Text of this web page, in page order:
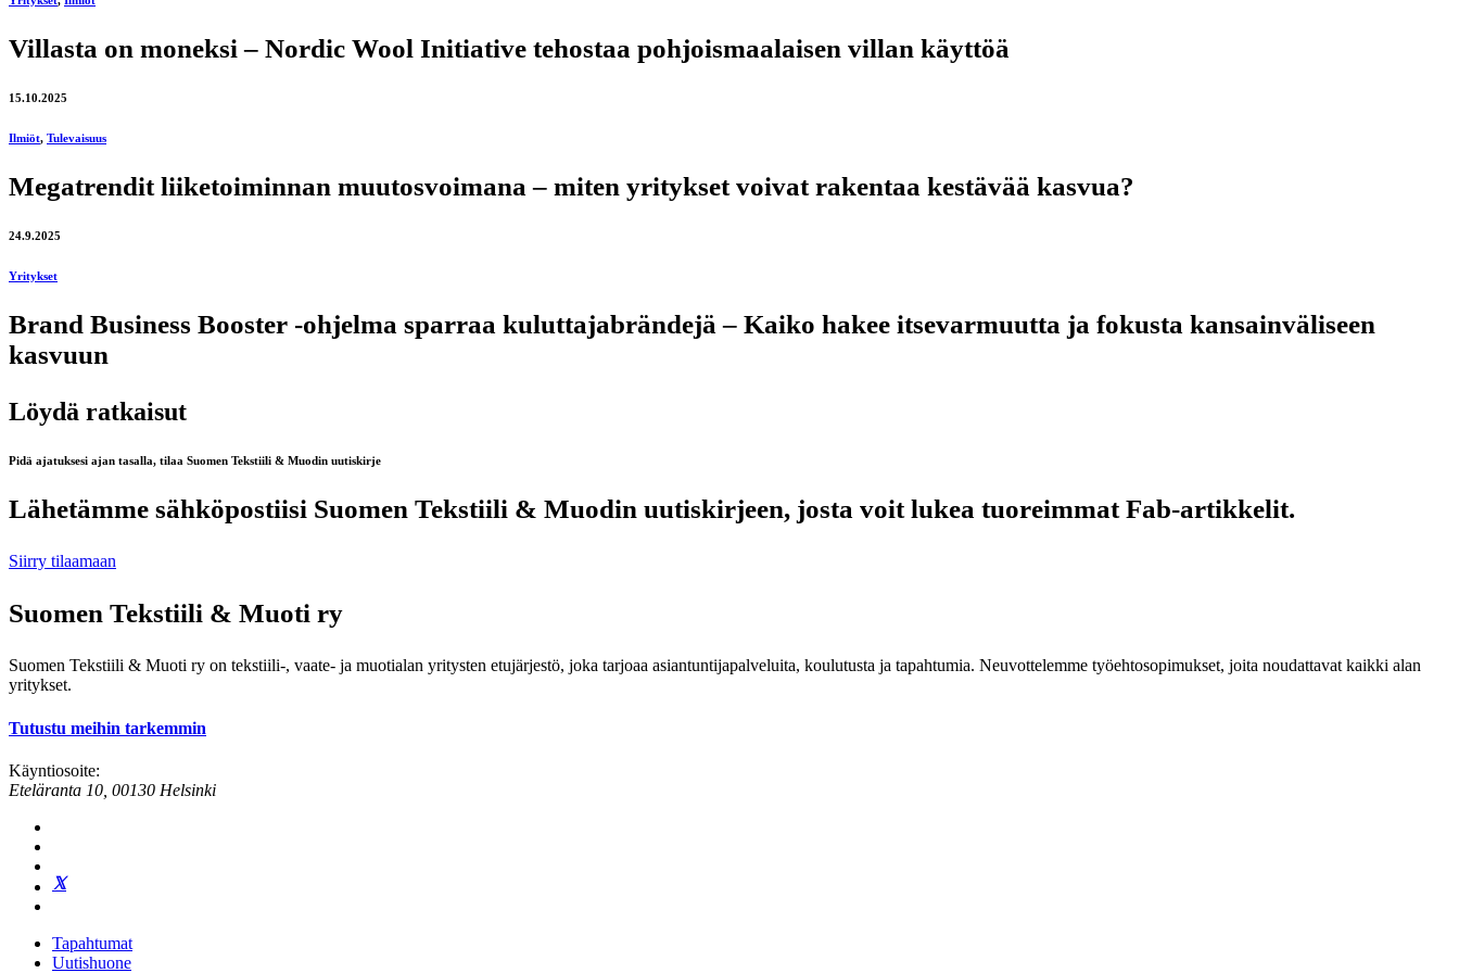
Villasta on moneksi – Nordic Wool Initiative tehostaa pohjoismaalaisen villan käyttöä
15.10.2025
Ilmiöt, Tulevaisuus
Megatrendit liiketoiminnan muutosvoimana – miten yritykset voivat rakentaa kestävää kasvua?
24.9.2025
Yritykset
Brand Business Booster -ohjelma sparraa kuluttajabrändejä – Kaiko hakee itsevarmuutta ja fokusta kansainväliseen
kasvuun
Löydä ratkaisut
Pidä ajatuksesi ajan tasalla, tilaa Suomen Tekstiili & Muodin uutiskirje
Lähetämme sähköpostiisi Suomen Tekstiili & Muodin uutiskirjeen, josta voit lukea tuoreimmat Fab-artikkelit.
Siirry tilaamaan
Suomen Tekstiili & Muoti ry
Suomen Tekstiili & Muoti ry on tekstiili-, vaate- ja muotialan yritysten etujärjestö, joka tarjoaa asiantuntijapalveluita, koulutusta ja tapahtumia. Neuvottelemme työehtosopimukset, joita noudattavat kaikki alan
yritykset.
Tutustu meihin tarkemmin
Käyntiosoite:
Eteläranta 10, 00130 Helsinki
Tapahtumat
Uutishuone